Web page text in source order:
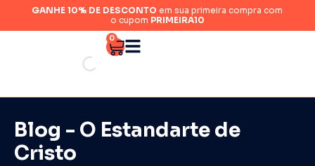
GANHE 10% DE DESCONTO em sua primeira compra com
o cupom PRIMEIRA10
0
Blog - O Estandarte de
Cristo